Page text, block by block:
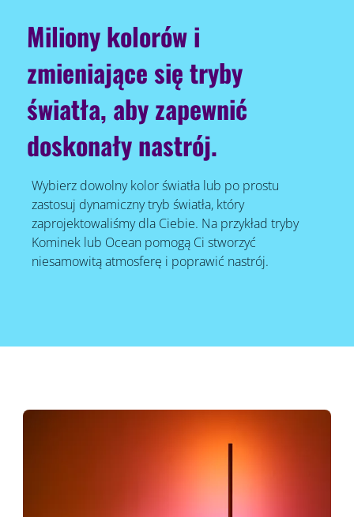
Miliony kolorów i
zmieniające się tryby
światła, aby zapewnić
doskonały nastrój.
Wybierz dowolny kolor światła lub po prostu
zastosuj dynamiczny tryb światła, który
zaprojektowaliśmy dla Ciebie. Na przykład tryby
Kominek lub Ocean pomogą Ci stworzyć
niesamowitą atmosferę i poprawić nastrój.